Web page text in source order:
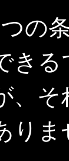
つの
き
、
り